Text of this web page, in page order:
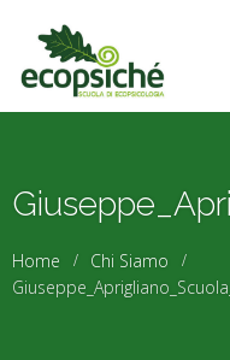
Home
Chi Siamo